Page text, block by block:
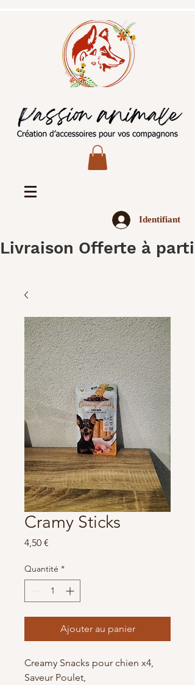
Identifiant
Livraison Offerte à
Cramy Sticks
4,50 €
Quantité *
Ajouter au panier
Creamy Snacks pour chien x4,
Saveur Poulet,